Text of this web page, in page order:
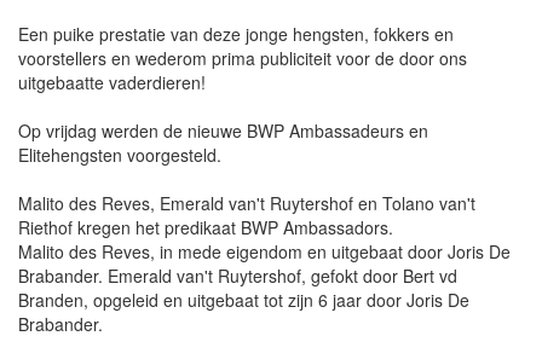
Een puike prestatie van deze jonge hengsten, fokkers en
voorstellers en wederom prima publiciteit voor de door ons
uitgebaatte vaderdieren!
Op vrijdag werden de nieuwe BWP Ambassadeurs en
Elitehengsten voorgesteld.
Malito des Reves, Emerald van't Ruytershof en Tolano van't
Riethof kregen het predikaat BWP Ambassadors.
Malito des Reves, in mede eigendom en uitgebaat door Joris De
Brabander. Emerald van't Ruytershof, gefokt door Bert vd
Branden, opgeleid en uitgebaat tot zijn 6 jaar door Joris De
Brabander.